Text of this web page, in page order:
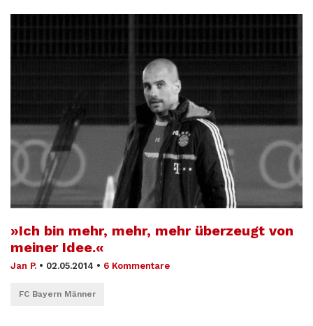
»Ich bin mehr, mehr, mehr überzeugt von
meiner Idee.«
Jan P. • 02.05.2014 • 6 Kommentare
FC Bayern Männer